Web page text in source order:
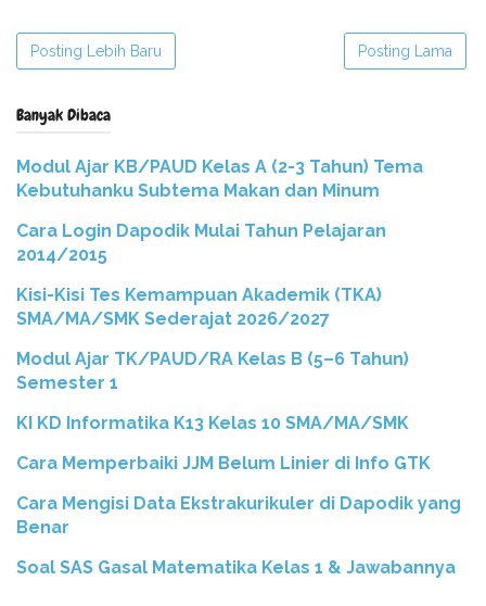
Posting Lebih Baru Posting Lama
Banyak Dibaca
Modul Ajar KB/PAUD Kelas A (2-3 Tahun) Tema
Kebutuhanku Subtema Makan dan Minum
Cara Login Dapodik Mulai Tahun Pelajaran
2014/2015
Kisi-Kisi Tes Kemampuan Akademik (TKA)
SMA/MA/SMK Sederajat 2026/2027
Modul Ajar TK/PAUD/RA Kelas B (5–6 Tahun)
Semester 1
KI KD Informatika K13 Kelas 10 SMA/MA/SMK
Cara Memperbaiki JJM Belum Linier di Info GTK
Cara Mengisi Data Ekstrakurikuler di Dapodik yang
Benar
Soal SAS Gasal Matematika Kelas 1 & Jawabannya